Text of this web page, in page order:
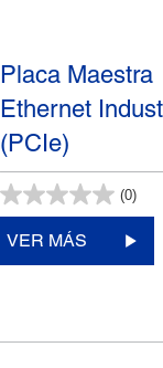
Placa Maestra
Ethernet
(PCIe)
(0)
VER MÁS